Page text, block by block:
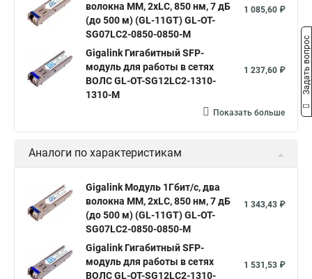
волокна МM, 2xLC, 850 нм, 7 дБ
(до 500 м) (GL-11GT) GL-OT-
SG07LC2-0850-0850-M
1 085,60 ₽
Gigalink Гигабитный SFP-
модуль для работы в сетях
ВОЛС GL-OT-SG12LC2-1310-
1310-M
1 237,60 ₽
Показать больше
Аналоги по характеристикам
Gigalink Модуль 1Гбит/c, два
волокна МM, 2xLC, 850 нм, 7 дБ
(до 500 м) (GL-11GT) GL-OT-
SG07LC2-0850-0850-M
1 343,43 ₽
Gigalink Гигабитный SFP-
модуль для работы в сетях
ВОЛС GL-OT-SG12LC2-1310-
1 531,53 ₽
Задать вопрос